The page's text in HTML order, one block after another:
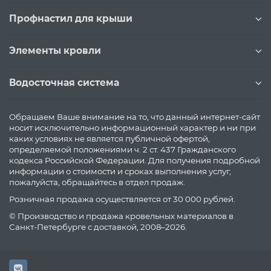
Профнастил для крыши
Элементы кровли
Водосточная система
Обращаем Ваше внимание на то, что данный интернет-сайт
носит исключительно информационный характер и ни при
каких условиях не является публичной офертой,
определяемой положениями ч. 2 ст. 437 Гражданского
кодекса Российской Федерации. Для получения подробной
информации о стоимости и сроках выполнения услуг,
пожалуйста, обращайтесь в отдел продаж.
Розничная продажа осуществляется от 30 000 рублей.
© Производство и продажа кровельных материалов в
Санкт-Петербурге с доставкой, 2008–2026.